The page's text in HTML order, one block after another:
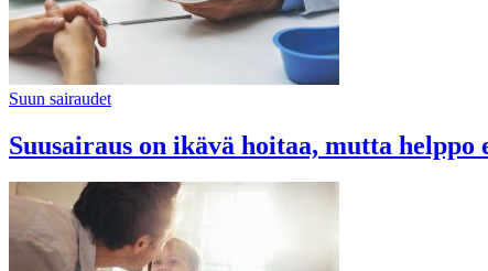
Suun sairaudet
Suusairaus on ikävä hoitaa, mutta helppo